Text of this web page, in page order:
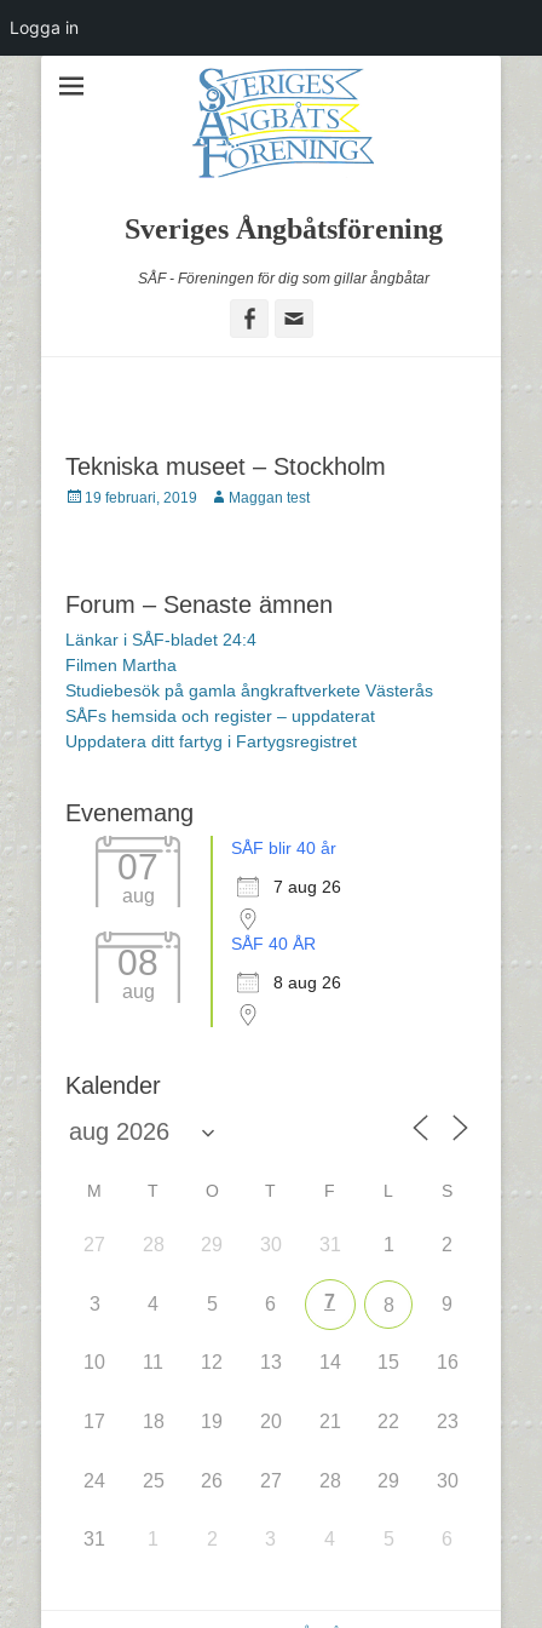
Sveriges Ångbåtsförening
SÅF - Föreningen för dig som gillar ångbåtar
Facebook
Tekniska museet – Stockholm
Postades
19 februari, 2019 Författare
Maggan test
Forum – Senaste ämnen
Länkar i SÅF-bladet 24:4
Filmen Martha
Studiebesök på gamla ångkraftverkete Västerås
SÅFs hemsida och register – uppdaterat
Uppdatera ditt fartyg i Fartygsregistret
Evenemang
07
aug
SÅF blir 40 år
7 aug 26
08
aug
SÅF 40 ÅR
8 aug 26
Kalender
M T O T F L S
27 28 29 30 31 1 2
3 4 5 6 7 8 9
10 11 12 13 14 15 16
17 18 19 20 21 22 23
24 25 26 27 28 29 30
31 1 2 3 4 5 6
Logga in